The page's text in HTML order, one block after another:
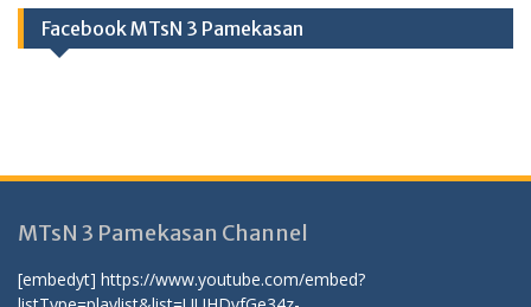
Facebook MTsN 3 Pamekasan
MTsN 3 Pamekasan Channel
[embedyt] https://www.youtube.com/embed?